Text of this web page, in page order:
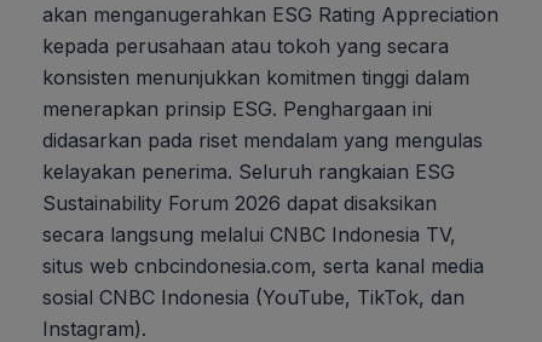
akan menganugerahkan ESG Rating Appreciation
kepada perusahaan atau tokoh yang secara
konsisten menunjukkan komitmen tinggi dalam
menerapkan prinsip ESG. Penghargaan ini
didasarkan pada riset mendalam yang mengulas
kelayakan penerima. Seluruh rangkaian ESG
Sustainability Forum 2026 dapat disaksikan
secara langsung melalui CNBC Indonesia TV,
situs web cnbcindonesia.com, serta kanal media
sosial CNBC Indonesia (YouTube, TikTok, dan
Instagram).